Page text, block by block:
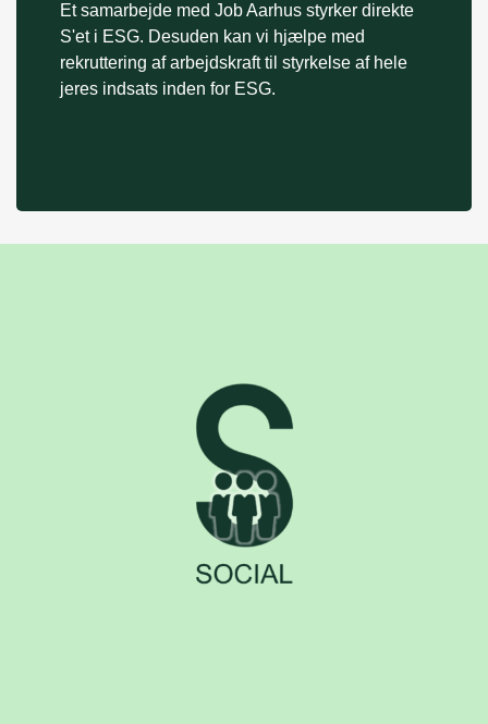
Et samarbejde med Job Aarhus styrker direkte
S'et i ESG. Desuden kan vi hjælpe med
rekruttering af arbejdskraft til styrkelse af hele
jeres indsats inden for ESG.